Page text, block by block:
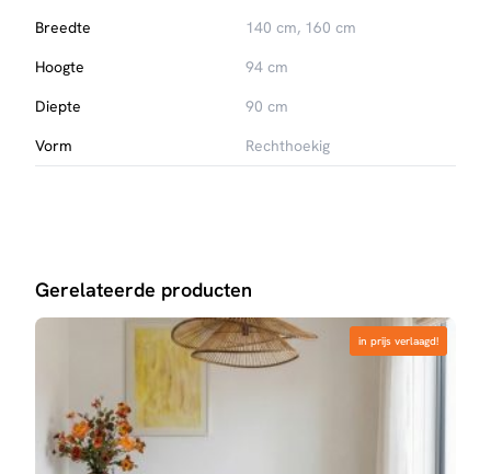
Breedte
140 cm, 160 cm
Hoogte
94 cm
Diepte
90 cm
Vorm
Rechthoekig
Gerelateerde producten
in prijs verlaagd!
in prijs verlaagd!